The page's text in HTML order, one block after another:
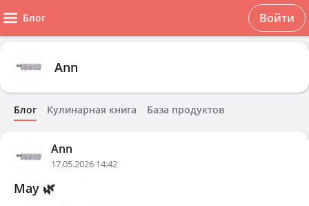
Блог Войти
Ann
Блог Кулинарная книга База продуктов
Ann
17.05.2026 14:42
May 🌿